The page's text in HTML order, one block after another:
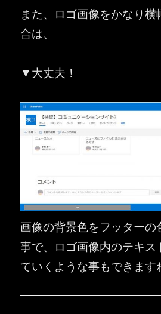
また、ロゴ画像をかなり
合は、
▼大丈夫！
画像の背景色をフッターの
事で、ロゴ画像内のテキス
ていくような事もできます